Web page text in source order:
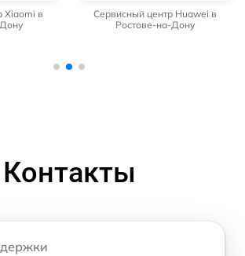
Xiaomi в
Сервисный центр Huawei в
Ростове-на-Дону
Контакты